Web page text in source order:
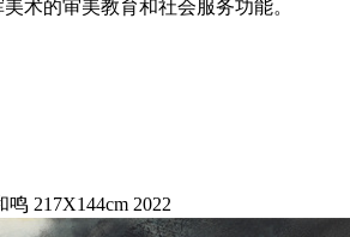
术的审美教育和社会服务功能。
217X144cm 2022